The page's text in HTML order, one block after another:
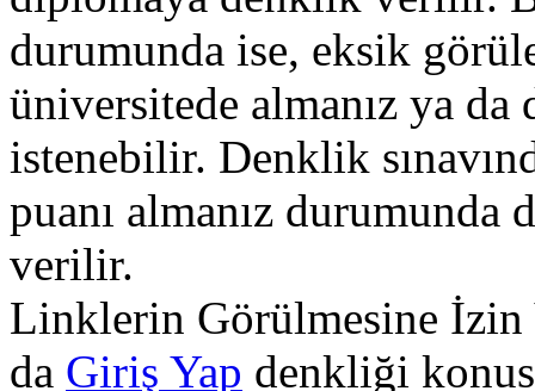
durumunda ise, eksik
üniversitede almanız ya da
istenebilir. Denklik
puanı almanız durumunda
verilir.
Linklerin Görülmesine
da Giriş Yap denkliği